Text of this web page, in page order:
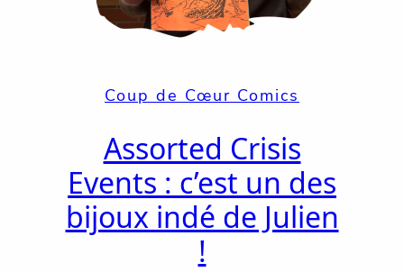
Coup de Cœur Comics
Assorted Crisis
Events : c’est un des
bijoux indé de Julien
!